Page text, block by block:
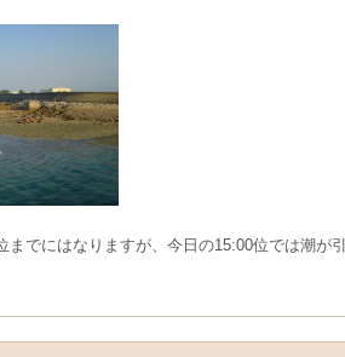
までにはなりますが、今日の15:00位では潮が